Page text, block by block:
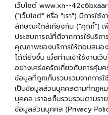
เว็บไซต์ www.xn--
("เว็บไซต์" หรือ "เรา") มีการใ
ลักษณะใกล้เคียงกัน ("คุกกี้") เ
ประสบการณ์ที่ดีจากการใช้บริก
คุณภาพของบริการให้ตอบสนอ
ได้ดียิ่งขึ้น เมื่อท่านเข้าใช้งานเว็
อย่างเคร่งครัดเกี่ยวกับการคุ้
ข้อมูลที่ถูกเก็บรวบรวมจากการ
เป็นข้อมูลส่วนบุคคลตามที่กฎห
บุคคล เราจะเก็บรวบรวมตามร
ข้อมูลส่วนบุคคล (Privacy